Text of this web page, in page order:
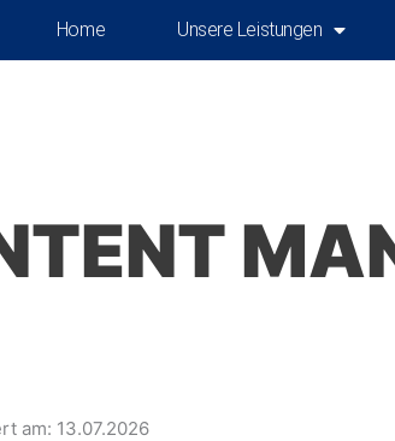
Home Unsere Leistungen
am: 13.07.2026